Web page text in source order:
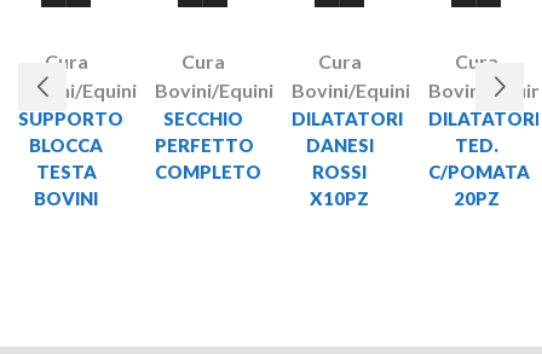
Cura
Bovini/Equini
SUPPORTO
BLOCCA
TESTA
BOVINI
Cura
Bovini/Equini
SECCHIO
PERFETTO
COMPLETO
Cura
Bovini/Equini
DILATATORI
DANESI
ROSSI
X10PZ
Cura
Bovini/
DILATATORI
TED.
C/POMATA
20PZ